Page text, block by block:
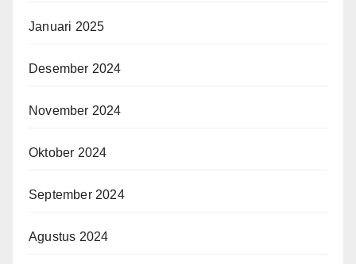
Januari 2025
Desember 2024
November 2024
Oktober 2024
September 2024
Agustus 2024